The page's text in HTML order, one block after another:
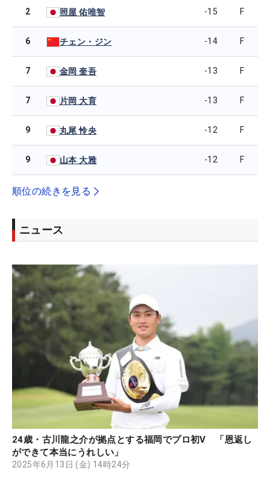
2 照屋 佑唯智 -15 F
6 チェン・ジン -14 F
7 金岡 奎吾 -13 F
7 片岡 大育 -13 F
9 丸尾 怜央 -12 F
9 山本 大雅 -12 F
順位の続きを見る
ニュース
24歳・古川龍之介が拠点とする福岡でプロ初V 「恩返し
ができて本当にうれしい」
2025年6月13日 (金) 14時24分